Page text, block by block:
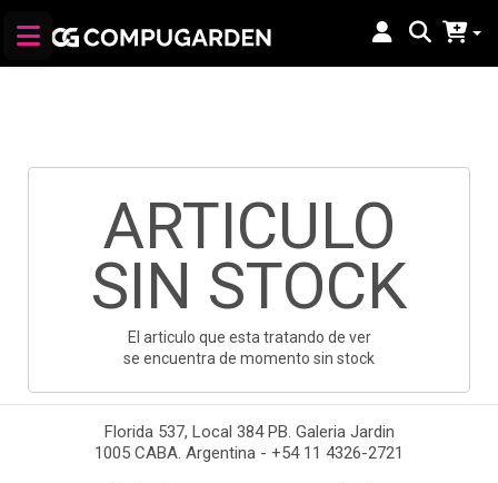
ARTICULO
SIN STOCK
El articulo que esta tratando de ver
se encuentra de momento sin stock
Florida 537, Local 384 PB. Galeria Jardin
1005 CABA. Argentina - +54 11 4326-2721